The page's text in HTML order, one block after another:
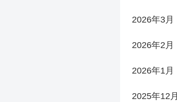
2026年3月
2026年2月
2026年1月
2025年12月